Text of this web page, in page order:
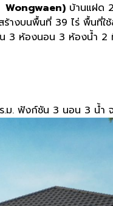
Wongwaen) บ้านแฝด
งบนพื้นที่ 39 ไร่ พื้นที่ใ
3 ห้องนอน 3 ห้องน้ำ 2
.ม. ฟังก์ชัน 3 นอน 3 น้ำ